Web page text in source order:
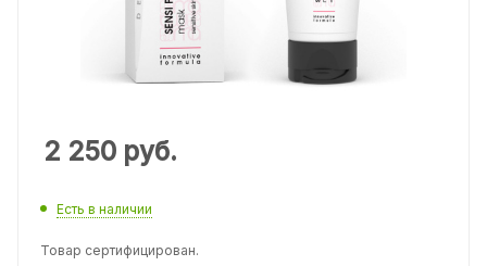
2 250 руб.
Есть в наличии
Товар сертифицирован.